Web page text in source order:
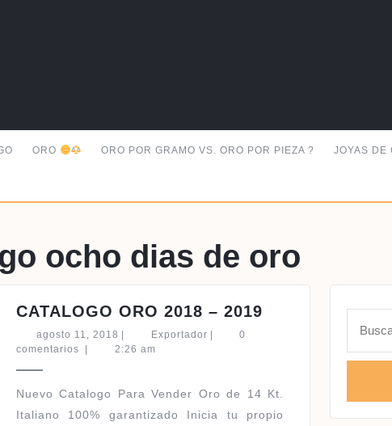
ORO ORO POR GRAMO VS. ORO POR PIEZA ? JOYAS DE
ocho dias de oro
CATALOGO ORO 2018 – 2019 CATALOGO
2019
agosto 11, 2018 agosto
11,
ExportadorExportador
0
comentarios
2:26 am
Nuevo Catalogo Para Vender Oro de 14 Kt.
Italiano 100% garantizado Inicia tu propio